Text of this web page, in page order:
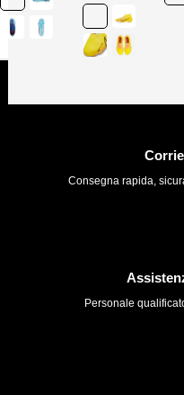
Academy
FG/MG
Consegna rapida,
Personale